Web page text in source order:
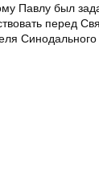
Павлу был
перед